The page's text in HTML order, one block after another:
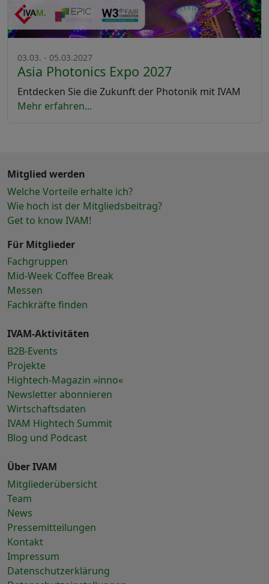
03.03. - 05.03.2027
Asia Photonics Expo 2027
Entdecken Sie die Zukunft der Photonik mit IVAM
Mehr erfahren...
Mitglied werden
Welche Vorteile erhalte ich?
Wie hoch ist der Mitgliedsbeitrag?
Get to know IVAM!
Für Mitglieder
Fachgruppen
Mid-Week Coffee Break
Messen
Fachkräfte finden
IVAM-Aktivitäten
B2B-Events
Projekte
Hightech-Magazin »inno«
Newsletter abonnieren
Wirtschaftsdaten
IVAM Hightech Summit
Blog und Podcast
Über IVAM
Mitgliederübersicht
Team
News
Pressemitteilungen
Kontakt
Impressum
Datenschutzerklärung